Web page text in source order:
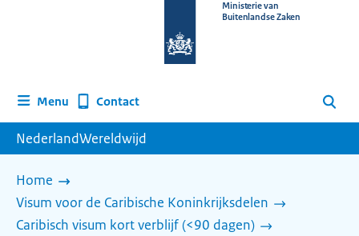
homepage
Ministerie van
Buitenlandse Zaken
Menu Contact Zoeken
NederlandWereldwijd
Home
Visum voor de Caribische Koninkrijksdelen
Caribisch visum kort verblijf (<90 dagen)